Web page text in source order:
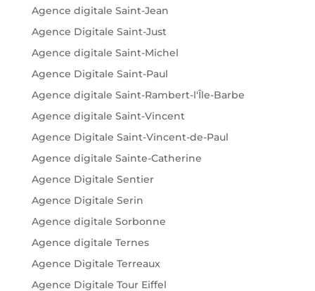
Agence digitale Saint-Jean
Agence Digitale Saint-Just
Agence digitale Saint-Michel
Agence Digitale Saint-Paul
Agence digitale Saint-Rambert-l'Île-Barbe
Agence digitale Saint-Vincent
Agence Digitale Saint-Vincent-de-Paul
Agence digitale Sainte-Catherine
Agence Digitale Sentier
Agence Digitale Serin
Agence digitale Sorbonne
Agence digitale Ternes
Agence Digitale Terreaux
Agence Digitale Tour Eiffel